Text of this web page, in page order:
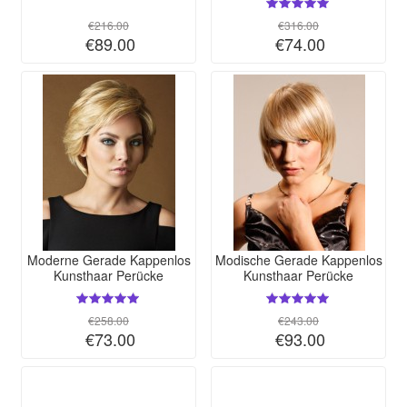
€216.00
€89.00
€316.00
€74.00
Moderne Gerade Kappenlos
Kunsthaar Perücke
€258.00
€73.00
Modische Gerade Kappenlos
Kunsthaar Perücke
€243.00
€93.00